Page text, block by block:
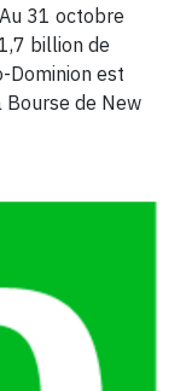
31 octobre
billion de
Dominion est
de New